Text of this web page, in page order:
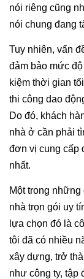
nói riêng cũng
nói chung đang
Tuy nhiên, vấn
đảm bảo mức
kiệm thời gian
thi công dao
Do đó, khách
nhà ở cần phải
đơn vị cung cấp
nhất.
Một trong
nhà trọn gói uy
lựa chọn đó là
tôi đã có nhiều
xây dựng, trở
như công ty, tập